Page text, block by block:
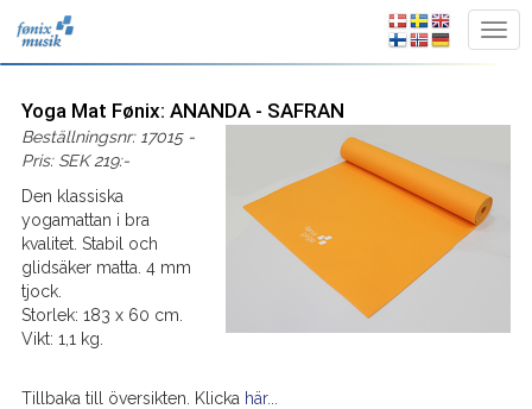
Yoga Mat Fønix: ANANDA - SAFRAN
Beställningsnr: 17015 -
Pris: SEK 219:-
Den klassiska
yogamattan i bra
kvalitet. Stabil och
glidsäker matta. 4 mm
tjock.
Storlek: 183 x 60 cm.
Vikt: 1,1 kg.
Tillbaka till översikten. Klicka här...